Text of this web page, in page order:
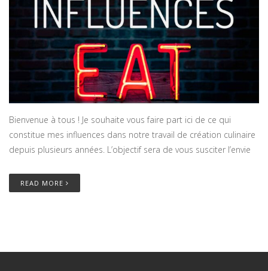
Bienvenue à tous ! Je souhaite vous faire part ici de ce qui
constitue mes influences dans notre travail de création culinaire
depuis plusieurs années. L’objectif sera de vous susciter l’envie
READ MORE